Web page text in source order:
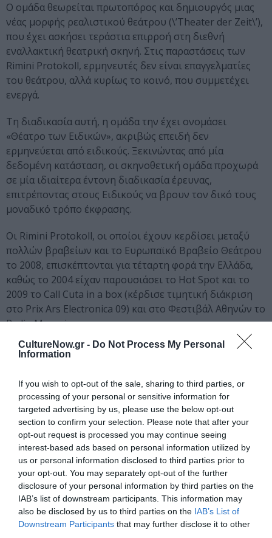
CultureNow.gr - Do Not Process My Personal
Information
If you wish to opt-out of the sale, sharing to third parties, or
processing of your personal or sensitive information for
targeted advertising by us, please use the below opt-out
section to confirm your selection. Please note that after your
opt-out request is processed you may continue seeing
interest-based ads based on personal information utilized by
us or personal information disclosed to third parties prior to
your opt-out. You may separately opt-out of the further
disclosure of your personal information by third parties on the
IAB’s list of downstream participants. This information may
also be disclosed by us to third parties on the IAB’s List of
Downstream Participants that may further disclose it to other
Ο ομάδα θεωρείται πρωτοπόρος και δημιουργός μιας
νέας μορφής ρεαλιστικού θεάτρου (\’Theater der Zeit\’),
που έχει ασκήσει τεράστια επιρροή στη διεθνή
εναλλακτική θεατρική σκηνή. Στις παραστάσεις των
Rimini Protokoll, ερμηνευτές δεν είναι επαγγελματίες
του θεάτρου, αλλά κυρίως το κοινό, που συμμετέχει
ενεργά.
Τη διαδικασία αυτή, η ομάδα την έχει ονομάσει
«Θέατρο των Ειδικών», ακριβώς επειδή δεν
ερμηνεύεται από ειδικούς. Ξεκινώντας από μία
δεδομένη κατάσταση, οι σκηνοθετική ομάδα προχωρά
σε μία ιδιαίτερα έντονη διαδικασία έρευνας,
επιτρέποντας στους Ειδικούς να βρουν τον δικό τους
μοναδικό τρόπο έκφρασης.
Οι Rimini Protokoll, οι οποίοι έχουν κερδίσει μεταξύ
πολλών βραβείων και το Ευρωπαϊκό Βραβείο Θεάτρου
το 2008, επισκέπτονται για τέταρτη φορά την Ελλάδα,
καθώς το 2004 είχαν παρουσιάσει το Hot Spot και το
2009 το Call Cuta in a box (κέρδισε τιμητική διάκριση
στο Prix Ars Electronica 09) και στο Φεστιβάλ Αθηνών το
Radio Muezzin.
Rimini Protokoll
Με 100 κατοίκους της Αθήνας
Σκηνοθεσία – Σύλληψη: Rimini Protokoll
Σκηνικά: Γκάι Στεφάνου
Βοηθός σκηνοθέτη και έρευνα: Πρόδρομος Τσινικόρης
Έρευνα και συνεργασία: Ανέστης Αζάς, Γιολάντα
Μαρκοπούλου, Χριστίνα Πολυχρονιάδου
Παραγωγή Φεστιβάλ Αθηνών
Σε συνεργασία με: Κωνσταντινούπολη (Πολιτιστική
Πρωτεύουσα 2010) και Stiftung Zollverein